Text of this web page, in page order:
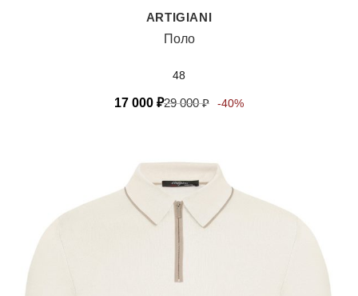
ARTIGIANI
Поло
48
17 000 ₽29 000₽ -40%